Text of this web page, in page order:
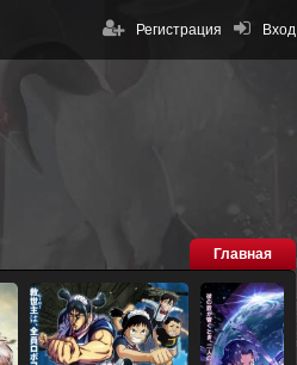
Вход
Регистрация
Главная